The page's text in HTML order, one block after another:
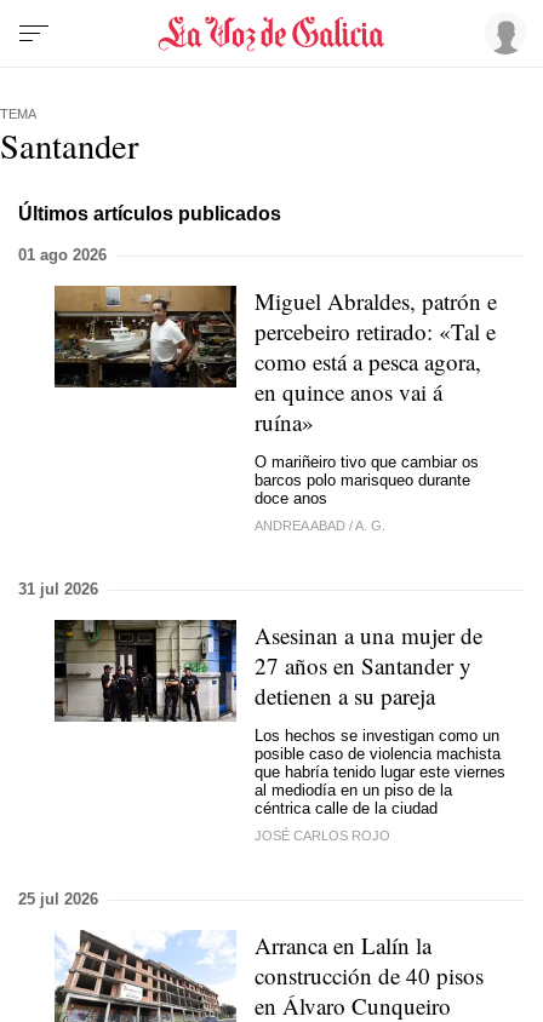
TEMA
Santander
Últimos artículos publicados
01 ago 2026
Miguel Abraldes, patrón e
percebeiro retirado: «Tal e
como está a pesca agora,
en quince anos vai á
ruína»
O mariñeiro tivo que cambiar os
barcos polo marisqueo durante
doce anos
ANDREA ABAD /A. G.
31 jul 2026
Asesinan a una mujer de
27 años en Santander y
detienen a su pareja
Los hechos se investigan como un
posible caso de violencia machista
que habría tenido lugar este viernes
al mediodía en un piso de la
céntrica calle de la ciudad
JOSÉ CARLOS ROJO
25 jul 2026
Arranca en Lalín la
construcción de 40 pisos
en Álvaro Cunqueiro